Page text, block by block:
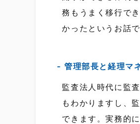
務もうまく移行で
かったというお話で
管理部長と経理マ
監査法人時代に監
もわかりますし、
できます。実務的